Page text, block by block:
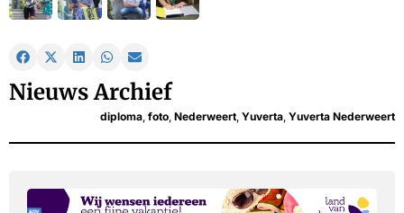
Nieuws Archief
diploma foto Nederweert Yuverta Yuverta Nederweert